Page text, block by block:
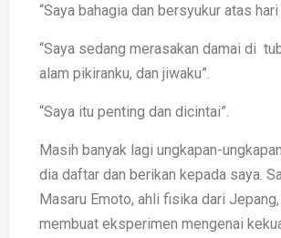
“Saya bahagia dan bersyukur atas hari
“Saya sedang merasakan damai di
alam pikiranku, dan jiwaku”.
“Saya itu penting dan dicintai”.
Masih banyak lagi ungkapan-
dia daftar dan berikan kepada saya.
Masaru Emoto, ahli fisika dari
membuat eksperimen mengenai